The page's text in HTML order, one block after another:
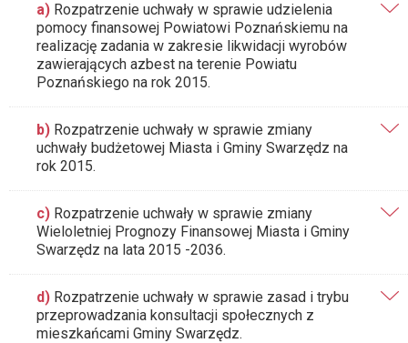
a) Rozpatrzenie uchwały w sprawie udzielenia
pomocy finansowej Powiatowi Poznańskiemu na
realizację zadania w zakresie likwidacji wyrobów
zawierających azbest na terenie Powiatu
Poznańskiego na rok 2015.
b) Rozpatrzenie uchwały w sprawie zmiany
uchwały budżetowej Miasta i Gminy Swarzędz na
rok 2015.
c) Rozpatrzenie uchwały w sprawie zmiany
Wieloletniej Prognozy Finansowej Miasta i Gminy
Swarzędz na lata 2015 -2036.
d) Rozpatrzenie uchwały w sprawie zasad i trybu
przeprowadzania konsultacji społecznych z
mieszkańcami Gminy Swarzędz.